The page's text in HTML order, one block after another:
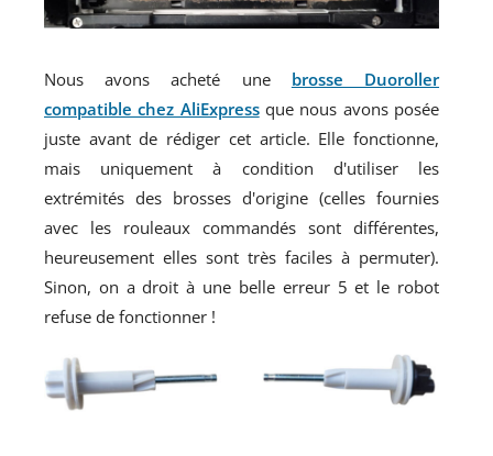
Nous avons acheté une brosse Duoroller
compatible chez AliExpressque nous avons posée
juste avant de rédiger cet article. Elle fonctionne,
mais uniquement à condition d'utiliser les
extrémités des brosses d'origine (celles fournies
avec les rouleaux commandés sont différentes,
heureusement elles sont très faciles à permuter).
Sinon, on a droit à une belle erreur 5 et le robot
refuse de fonctionner !